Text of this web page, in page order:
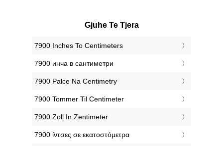
Gjuhe Te Tjera
‎7900 Inches To Centimeters
‎7900 инча в сантиметри
‎7900 Palce Na Centimetry
‎7900 Tommer Til Centimeter
‎7900 Zoll In Zentimeter
‎7900 ίντσες σε εκατοστόμετρα